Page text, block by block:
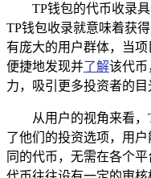
TP钱包的代币收录
TP钱包收录就意味着获
有庞大的用户群体，当
便捷地发现并了解该代币
力，吸引更多投资者的目
从用户的视角来看
了他们的投资选项，用
同的代币，无需在各个